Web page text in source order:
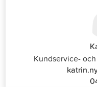
Kundservice-